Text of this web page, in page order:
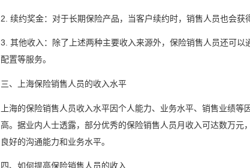
2. 续约奖金：对于长期保险产品，当客户续约时，销售人员也会获
3. 其他收入：除了上述两种主要收入来源外，保险销售人员还可
配置等服务。
三、上海保险销售人员的收入水平
上海的保险销售人员收入水平因个人能力、业务水平、销售业绩
高。据业内人士透露，部分优秀的保险销售人员月收入可达数万元
良好的沟通能力和业务水平。
四、如何提高保险销售人员的收入